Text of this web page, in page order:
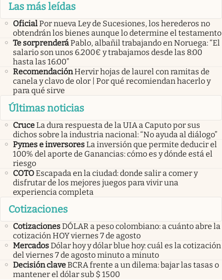
Las más leídas
OficialPor nueva Ley de Sucesiones, los herederos no
obtendrán los bienes aunque lo determine el testamento
Te sorprenderáPablo, albañil trabajando en Noruega: “El
salario son unos 6.200€ y trabajamos desde las 8:00
hasta las 16:00”
RecomendaciónHervir hojas de laurel con ramitas de
canela y clavo de olor | Por qué recomiendan hacerlo y
para qué sirve
Últimas noticias
CruceLa dura respuesta de la UIA a Caputo por sus
dichos sobre la industria nacional: “No ayuda al diálogo”
Pymes e inversoresLa inversión que permite deducir el
100% del aporte de Ganancias: cómo es y dónde está el
riesgo
COTOEscapada en la ciudad: donde salir a comer y
disfrutar de los mejores juegos para vivir una
experiencia completa
Cotizaciones
CotizacionesDÓLAR a peso colombiano: a cuánto abre la
cotización HOY viernes 7 de agosto
MercadosDólar hoy y dólar blue hoy: cuál es la cotización
del viernes 7 de agosto minuto a minuto
Decisión claveBCRA frente a un dilema: bajar las tasas o
mantener el dólar sub $ 1500